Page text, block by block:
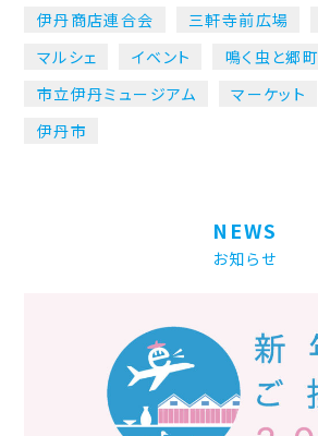
伊丹商店連合会 三軒寺前広場
マルシェ
イベント
鳴く虫と郷町
市立伊丹ミュージアム
マーケット
伊丹市
NEWS
お知らせ